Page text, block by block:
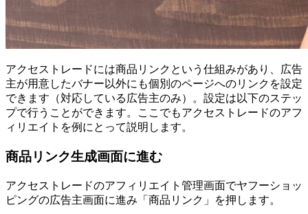
アクセストレードには商品リンクという仕組みがあり、広告
主が用意したバナー以外にも個別のページへのリンクを設定
できます（対応している広告主のみ）。設定は以下のステッ
プで行うことができます。ここでもアクセストレードのアフ
ィリエイトを例にとって説明します。
商品リンク生成画面に進む
アクセストレードのアフィリエイト管理画面でヤフーショッ
ピングの広告主画面に進み「商品リンク」を押します。